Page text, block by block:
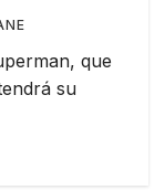
que
su